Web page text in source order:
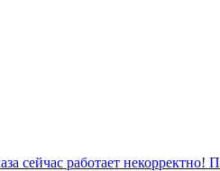
сейчас работает